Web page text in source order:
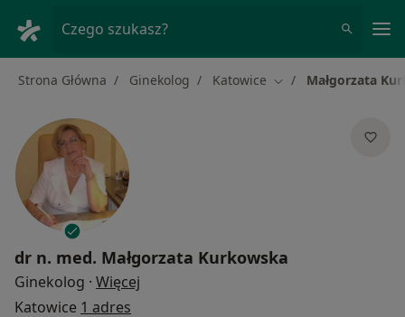
Czego szukasz?
Strona Główna Ginekolog Katowice Zmień miasto
Małgorzata
dr n. med. Małgorzata Kurkowska
Ginekolog · Więcej
Katowice 1 adres